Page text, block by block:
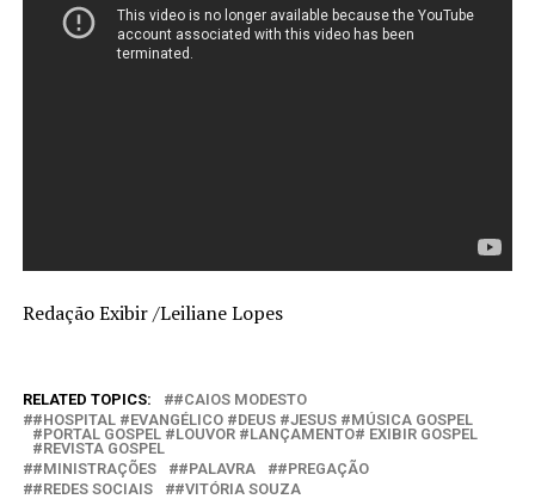
Redação Exibir /Leiliane Lopes
RELATED TOPICS:
#CAIOS MODESTO
#HOSPITAL #EVANGÉLICO #DEUS #JESUS #MÚSICA GOSPEL
#PORTAL GOSPEL #LOUVOR #LANÇAMENTO# EXIBIR GOSPEL
#REVISTA GOSPEL
#MINISTRAÇÕES
#PALAVRA
#PREGAÇÃO
#REDES SOCIAIS
#VITÓRIA SOUZA